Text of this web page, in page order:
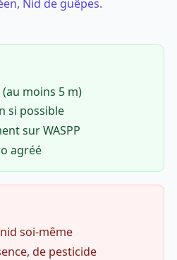
, Nid de guêpes.
moins 5 m)
si possible
sur WASPP
agréé
soi-même
de pesticide